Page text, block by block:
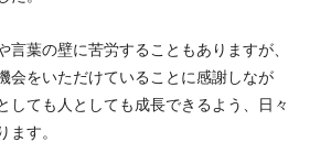
言葉の壁に苦労することもありますが、
会をいただけていることに感謝しなが
しても人としても成長できるよう、日々
ます。